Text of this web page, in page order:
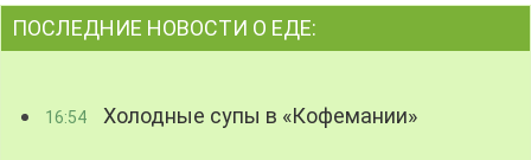
ПОСЛЕДНИЕ НОВОСТИ О ЕДЕ:
16:54 Холодные супы в «Кофемании»